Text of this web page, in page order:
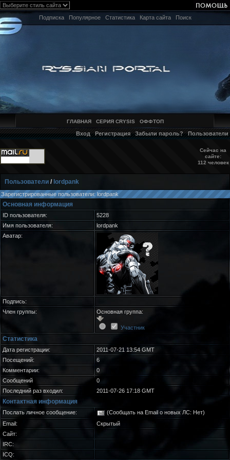
Подписка Популярное Статистика Карта сайта Поиск
ГЛАВНАЯ СЕРИЯ CRYSIS ОФФТОП
Вход Регистрация Забыли пароль? Пользователи
Сейчас на
сайте:
112 человек
Пользователи / lordpank
Зарегистрированные пользователи: lordpank
Основная информация
ID пользователя:
5228
Имя пользователя:
lordpank
Аватар:
Подпись:
Член группы:
Основная группа:
Участник
Статистика
Дата регистрации:
2011-07-21 13:54 GMT
Посещений:
6
Комментарии:
0
Сообщений
0
Последний раз входил:
2011-07-26 17:18 GMT
Контактная информация
Послать личное сообщение:
(Сообщать на Email о новых ЛС: Нет)
Email:
Скрытый
Сайт:
IRC:
ICQ: